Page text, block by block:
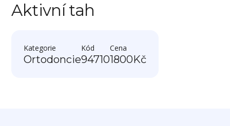
Aktivní tah
Kategorie
Ortodoncie
Kód
94710
Cena
1800Kč